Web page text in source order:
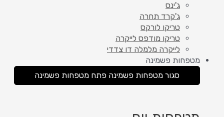
ג'ינס
ג'קרד תחרה
טריקו לורקס
טריקו מודפס לייקרה
לייקרה מלמלה דו צדדי
מטפחות פשמינה
סגור מטפחות פשמינה פתח מטפחות פשמינה